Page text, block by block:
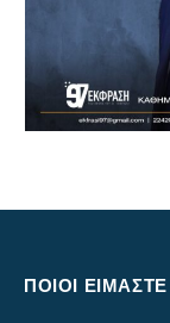
ΠΟΙΟΙ ΕΙΜΑΣΤΕ